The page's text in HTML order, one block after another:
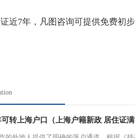
7年，凡图咨询可提供免费初步
可转上海户口（上海户籍新政 居住证